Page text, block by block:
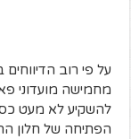
על פי רוב
מחמישה מועדוני
להשקיע לא מעט
הפתיחה של חלון